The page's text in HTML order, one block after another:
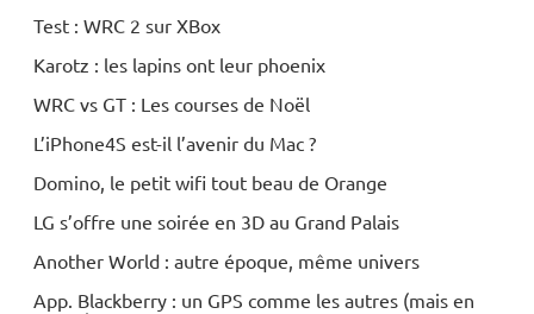
Test : WRC 2 sur XBox
Karotz : les lapins ont leur phoenix
WRC vs GT : Les courses de Noël
L’iPhone4S est-il l’avenir du Mac ?
Domino, le petit wifi tout beau de Orange
LG s’offre une soirée en 3D au Grand Palais
Another World : autre époque, même univers
App. Blackberry : un GPS comme les autres (mais en